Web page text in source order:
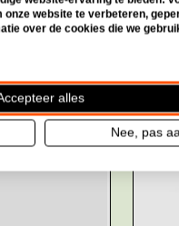
ook
onze website te verbeteren,
over de cookies die we
alles
Nee, pas